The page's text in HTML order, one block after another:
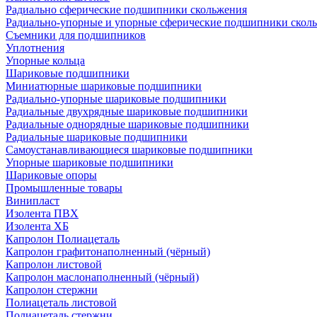
Радиально сферические подшипники скольжения
Радиально-упорные и упорные сферические подшипники
Съемники для подшипников
Уплотнения
Упорные кольца
Шариковые подшипники
Миниатюрные шариковые подшипники
Радиально-упорные шариковые подшипники
Радиальные двухрядные шариковые подшипники
Радиальные однорядные шариковые подшипники
Радиальные шариковые подшипники
Самоустанавливающиеся шариковые подшипники
Упорные шариковые подшипники
Шариковые опоры
Промышленные товары
Винипласт
Изолента ПВХ
Изолента ХБ
Капролон Полиацеталь
Капролон графитонаполненный (чёрный)
Капролон листовой
Капролон маслонаполненный (чёрный)
Капролон стержни
Полиацеталь листовой